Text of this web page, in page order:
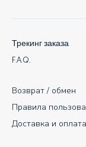
Возврат / обмен
Правила
Доставка и оплата
Трекинг заказа
F.A.Q.